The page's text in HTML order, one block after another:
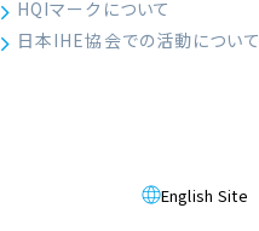
HQIマークについて
日本IHE協会での活動について
English Site